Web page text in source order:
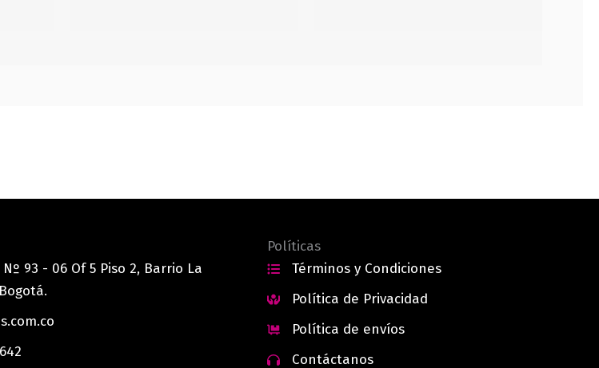
93 - 06 Of 5 Piso 2, Barrio La
Políticas
Términos y Condiciones
Política de Privacidad
Política de envíos
Contáctanos